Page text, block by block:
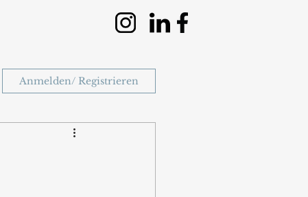
Anmelden/ Registrieren